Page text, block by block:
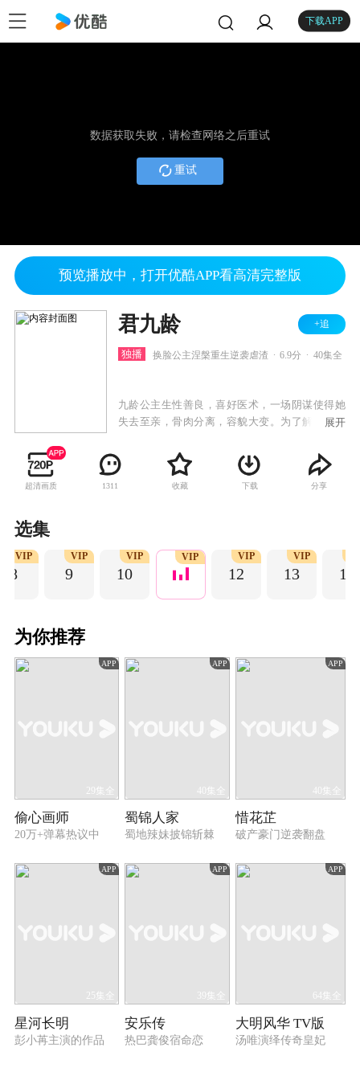
下载APP
数据获取失败，请检查网络之后重试
重试
预览播放中，打开优酷APP看高清完整版
君九龄 +追
独播 换脸公主涅槃重生逆袭虐渣 6.9分 40集全
九龄公主生性善良，喜好医术，一场阴谋使得她
失去至亲，骨肉分离，容貌大变。为了解开事情
方家，休生养息，苦练技艺，磨炼自我，集结力
量，从微小的细节查起，最终探查到阴谋的背后
藏着昔日皇家血脉被屠戮的真相。知晓真相后的
险，最终让真相大白于天下。
展开
超清画质 1311 收藏 下载 分享
选集
8
VIP
9
VIP
10
VIP VIP
12
VIP
13
VIP
14
为你推荐
APP
29集全
偷心画师
20万+弹幕热议中
APP
40集全
蜀锦人家
蜀地辣妹披锦斩棘
APP
40集全
惜花芷
破产豪门逆袭翻盘
APP
25集全
星河长明
彭小苒主演的作品
APP
39集全
安乐传
热巴龚俊宿命恋
APP
64集全
大明风华 TV版
汤唯演绎传奇皇妃